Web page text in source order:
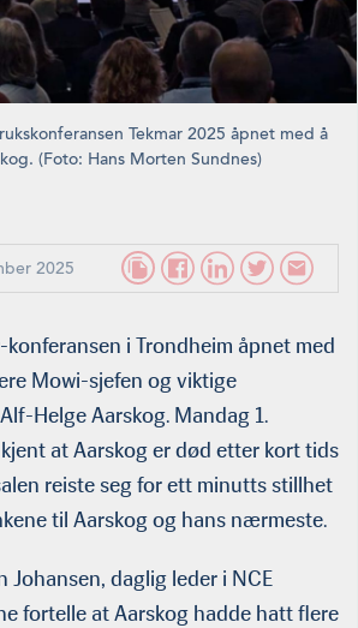
Tekmar 2025 åpnet med å
(Foto: Hans Morten Sundnes)
2025
konferansen i Trondheim åpnet med
Mowi-sjefen og viktige
Helge Aarskog. Mandag 1.
at Aarskog er død etter kort tids
reiste seg for ett minutts stillhet
til Aarskog og hans nærmeste.
Johansen, daglig leder i NCE
fortelle at Aarskog hadde hatt flere